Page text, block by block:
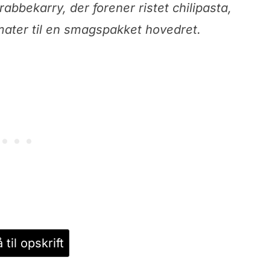
der forener ristet chilipasta,
til en smagspakket hovedret.
til opskrift